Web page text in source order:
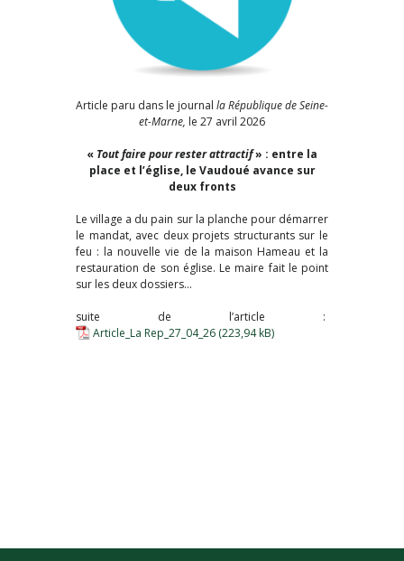
Article paru dans le journal la République de Seine-
et-Marne, le 27 avril 2026
« Tout faire pour rester attractif» : entre la
place et l’église, le Vaudoué avance sur
deux fronts
Le village a du pain sur la planche pour démarrer
le mandat, avec deux projets structurants sur le
feu : la nouvelle vie de la maison Hameau et la
restauration de son église. Le maire fait le point
sur les deux dossiers…
suite de l’article :
Article_La Rep_27_04_26